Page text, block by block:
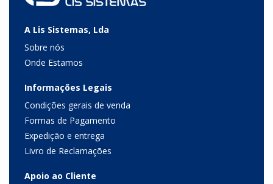
A Lis Sistemas, Lda
Sobre nós
Onde Estamos
Informações Legais
Condições gerais de venda
Formas de Pagamento
Expedição e entrega
Livro de Reclamações
Apoio ao Cliente